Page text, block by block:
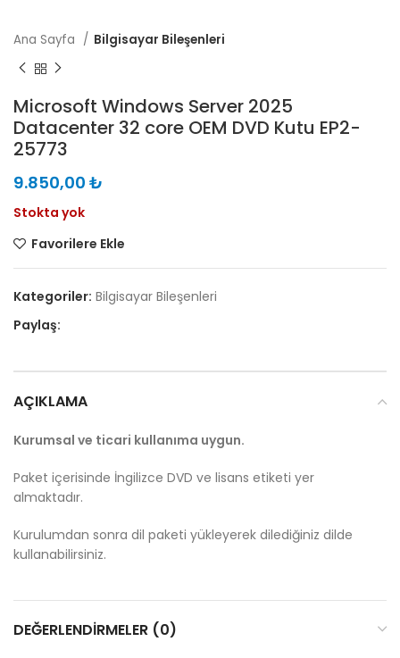
Ana Sayfa Bilgisayar Bileşenleri
Microsoft Windows Server 2025
Datacenter 32 core OEM DVD Kutu EP2-
25773
9.850,00 ₺
Stokta yok
Favorilere Ekle
Kategoriler: Bilgisayar Bileşenleri
Paylaş:
AÇIKLAMA
Kurumsal ve ticari kullanıma uygun.
Paket içerisinde İngilizce DVD ve lisans etiketi yer
almaktadır.
Kurulumdan sonra dil paketi yükleyerek dilediğiniz dilde
kullanabilirsiniz.
DEĞERLENDIRMELER (0)